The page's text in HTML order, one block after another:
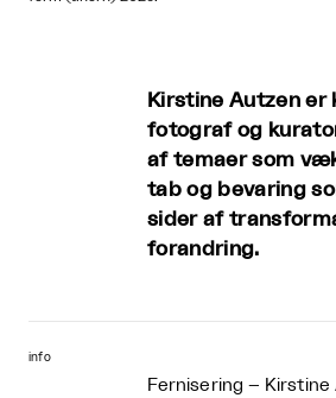
Kirstine Autzen er
fotograf og
af temaer som
tab og bevaring
sider af
forandring.
info
Fernisering – Kirstine